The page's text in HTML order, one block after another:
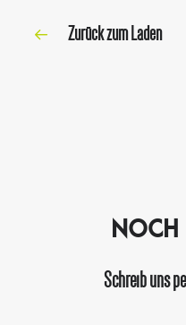
Zurück zum Laden
Noch
Schreib uns